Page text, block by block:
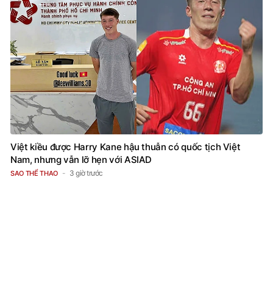
Việt kiều được Harry Kane hậu thuẫn có quốc tịch Việt
Nam, nhưng vẫn lỡ hẹn với ASIAD
SAO THỂ THAO 3 giờ trước